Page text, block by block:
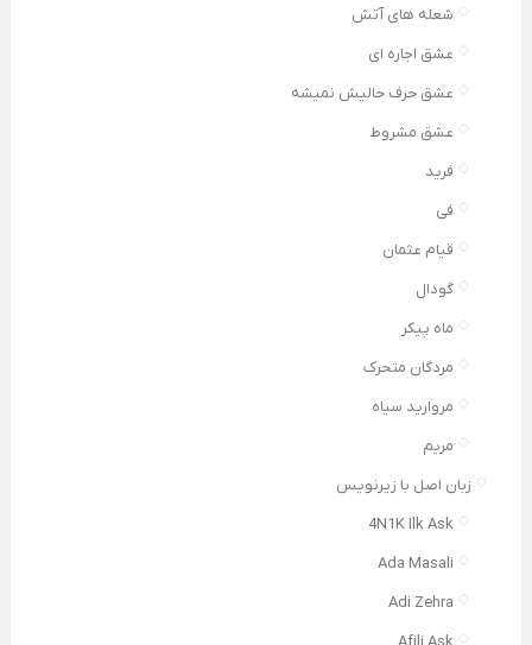
شعله های آتش
عشق اجاره ای
عشق حرف حالیش نمیشه
عشق مشروط
فرید
فی
قیام عثمان
گودال
ماه پیکر
مردگان متحرک
مروارید سیاه
مریم
زبان اصل با زیرنویس
4N1K Ilk Ask
Ada Masali
Adi Zehra